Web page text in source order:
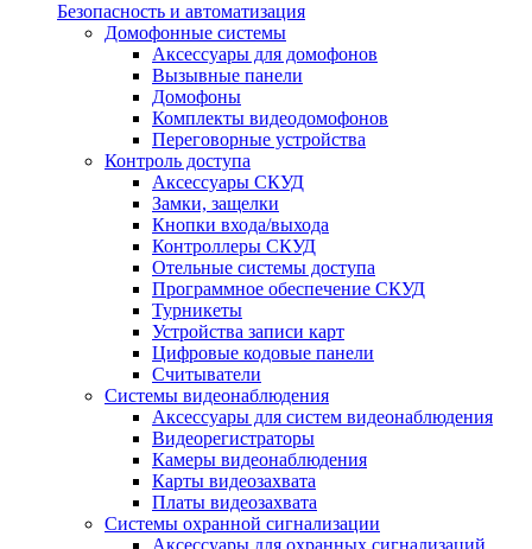
Безопасность и автоматизация
Домофонные системы
Аксессуары для домофонов
Вызывные панели
Домофоны
Комплекты видеодомофонов
Переговорные устройства
Контроль доступа
Аксессуары СКУД
Замки, защелки
Кнопки входа/выхода
Контроллеры СКУД
Отельные системы доступа
Программное обеспечение СКУД
Турникеты
Устройства записи карт
Цифровые кодовые панели
Считыватели
Системы видеонаблюдения
Аксессуары для систем видеонаблюдения
Видеорегистраторы
Камеры видеонаблюдения
Карты видеозахвата
Платы видеозахвата
Системы охранной сигнализации
Аксессуары для охранных сигнализаций